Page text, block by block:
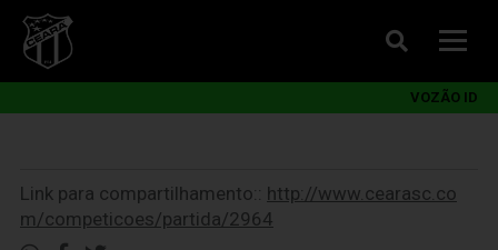
VOZÃO ID
Link para compartilhamento:: http://www.cearasc.co
m/competicoes/partida/2964